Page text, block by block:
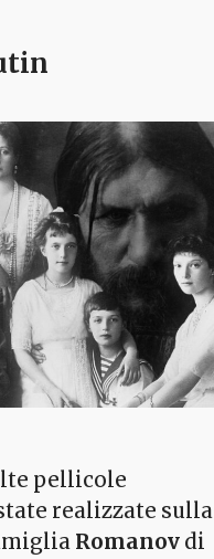
pellicole
realizzate sulla
Romanov di